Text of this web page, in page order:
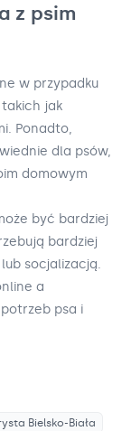
z psim
w przypadku
jak
Ponadto,
dla psów,
domowym
być bardziej
bardziej
socjalizacją.
a
psa i
Bielsko-Biała